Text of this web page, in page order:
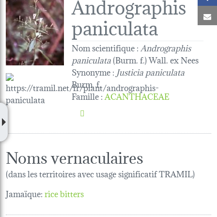
paniculata
Nom scientifique : Andrographis
paniculata(Burm. f.) Wall. ex Nees
Synonyme : Justicia paniculata
Burm. f.
Famille:ACANTHACEAE
Noms vernaculaires
(dans les territoires avec usage significatif TRAMIL)
Jamaïque:rice bitters